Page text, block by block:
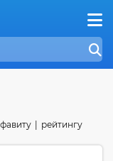
рейтингу